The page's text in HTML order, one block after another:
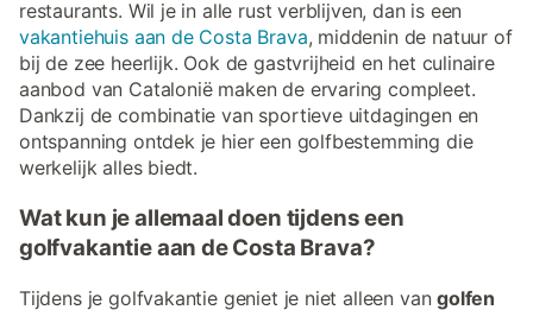
restaurants. Wil je in alle rust verblijven, dan is een
vakantiehuis aan de Costa Brava, middenin de natuur of
bij de zee heerlijk. Ook de gastvrijheid en het culinaire
aanbod van Catalonië maken de ervaring compleet.
Dankzij de combinatie van sportieve uitdagingen en
ontspanning ontdek je hier een golfbestemming die
werkelijk alles biedt.
Wat kun je allemaal doen tijdens een
golfvakantie aan de Costa Brava?
Tijdens je golfvakantie geniet je niet alleen vangolfen